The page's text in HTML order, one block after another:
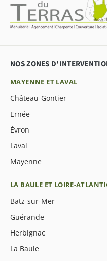
NOS ZONES
MAYENNE ET LAVAL
Château-Gontier
Ernée
Évron
Laval
Mayenne
LA BAULE ET LOIRE-
Batz-sur-Mer
Guérande
Herbignac
La Baule